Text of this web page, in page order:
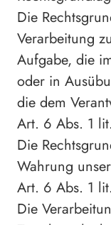
Die
Verarbeitung
Aufgabe, die
oder in
die dem
Art. 6 Abs. 1
Die
Wahrung
Art. 6 Abs. 1
Die